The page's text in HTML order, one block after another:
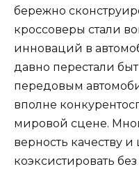
бережно
кроссоверы стали
инноваций в
давно перестали
передовым
вполне
мировой сцене.
верность качеству
коэксистировать